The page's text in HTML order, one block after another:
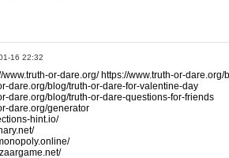
16 22:32
www.truth-or-dare.org/ https://www.truth-or-
dare.org/blog/truth-or-dare-for-valentine-day
dare.org/blog/truth-or-dare-questions-for-friends
dare.org/generator
hint.io/